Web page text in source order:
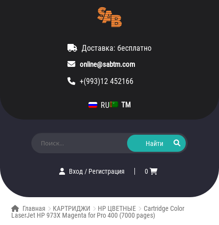
Доставка: бесплатно
online@sabtm.com
+(993)12 452166
RU TM
Вход/ Регистрация 0
Главная КАРТРИДЖИ HP ЦВЕТНЫЕ
Cartridge Color
LaserJet HP 973X Magenta for Pro 400 (7000 pages)